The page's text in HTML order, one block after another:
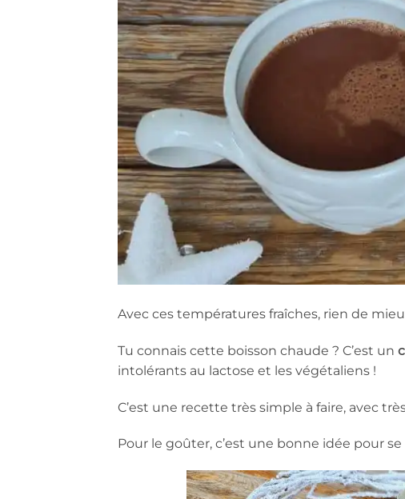
Avec ces températures fraîches, rien de
Tu connais cette boisson chaude ? C’est un
intolérants au lactose et les végétaliens !
C’est une recette très simple à faire, avec
Pour le goûter, c’est une bonne idée pour se